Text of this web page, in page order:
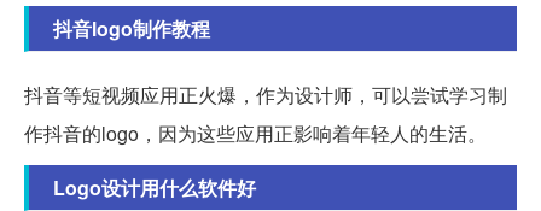
抖音logo制作教程
抖音等短视频应用正火爆，作为设计师，可以尝试学习制
作抖音的logo，因为这些应用正影响着年轻人的生活。
Logo设计用什么软件好